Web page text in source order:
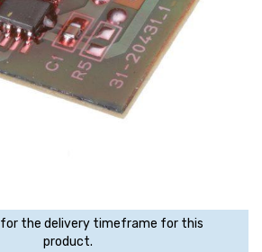
for the delivery timeframe for this
product.